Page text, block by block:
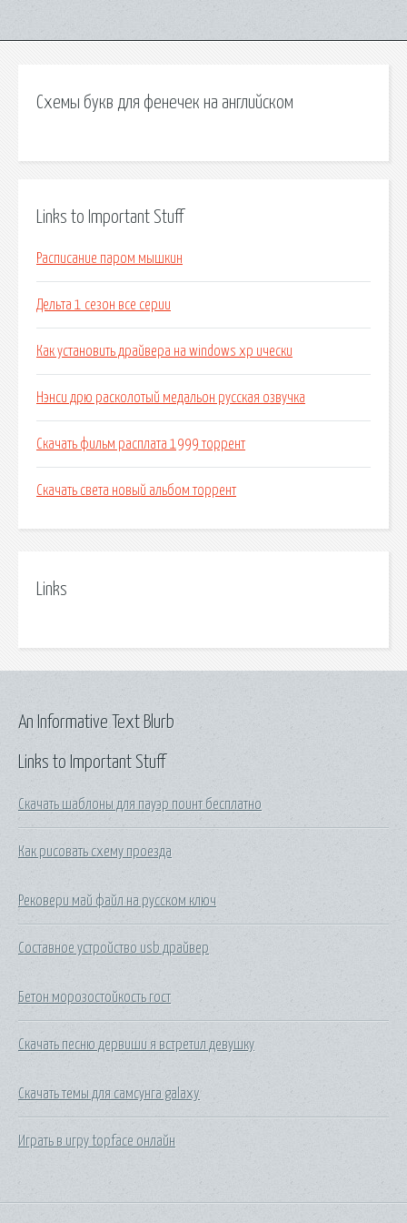
Схемы букв для фенечек на английском
Links to Important Stuff
Расписание паром мышкин
Дельта 1 сезон все серии
Как установить драйвера на windows xp ически
Нэнси дрю расколотый медальон русская озвучка
Скачать фильм расплата 1999 торрент
Скачать света новый альбом торрент
Links
Links to Important Stuff
Скачать шаблоны для пауэр поинт бесплатно
Как рисовать схему проезда
Рековери май файл на русском ключ
Составное устройство usb драйвер
Бетон морозостойкость гост
Скачать песню дервиши я встретил девушку
Скачать темы для самсунга galaxy
Играть в игру topface онлайн
An Informative Text Blurb